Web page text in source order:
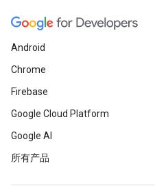
Android
Chrome
Firebase
Google Cloud Platform
Google AI
所有产品